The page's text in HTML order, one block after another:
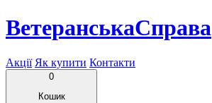
ВетеранськаСправа
Акції Як купити Контакти
0
Кошик